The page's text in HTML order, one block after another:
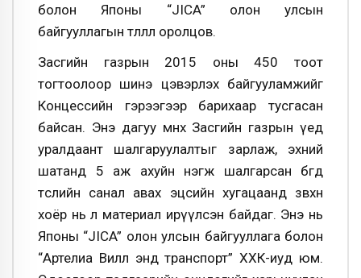
болон Японы “JICA” олон улсын
байгууллагын төлөөлөл оролцов.
Засгийн газрын 2015 оны 450 тоот
тогтоолоор шинэ цэвэрлэх байгууламжийг
Концессийн гэрээгээр барихаар тусгасан
байсан. Энэ дагуу өмнөх Засгийн газрын үед
уралдаант шалгаруулалтыг зарлаж, эхний
шатанд 5 аж ахуйн нэгж шалгарсан бөгөөд
төслийн санал авах эцсийн хугацаанд зөвхөн
хоёр нь л материал ирүүлсэн байдаг. Энэ нь
Японы “JICA” олон улсын байгууллага болон
“Артелиа Вилл энд транспорт” ХХК-иуд юм.